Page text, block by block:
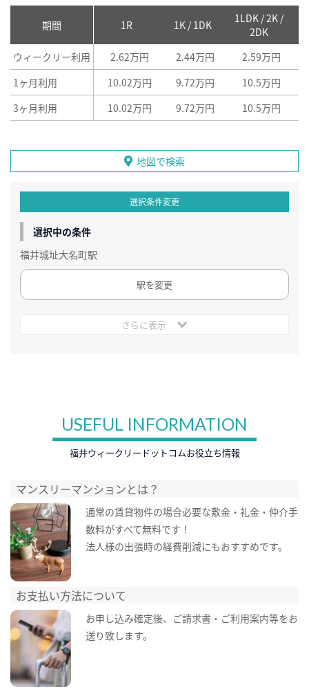
期間 1R 1K / 1DK
1LDK / 2K /
2DK
ウィークリー利用 2.62万円 2.44万円 2.59万円
1ヶ月利用
10.02万円 9.72万円 10.5万円
3ヶ月利用
10.02万円 9.72万円 10.5万円
地図で検索
選択条件変更
選択中の条件
福井城址大名町駅
駅を変更
さらに表示
USEFUL INFORMATION
福井ウィークリードットコムお役立ち情報
マンスリーマンションとは？
通常の賃貸物件の場合必要な敷金・礼金・仲介手
数料がすべて無料です！
法人様の出張時の経費削減にもおすすめです。
お支払い方法について
お申し込み確定後、ご請求書・ご利用案内等をお
送り致します。